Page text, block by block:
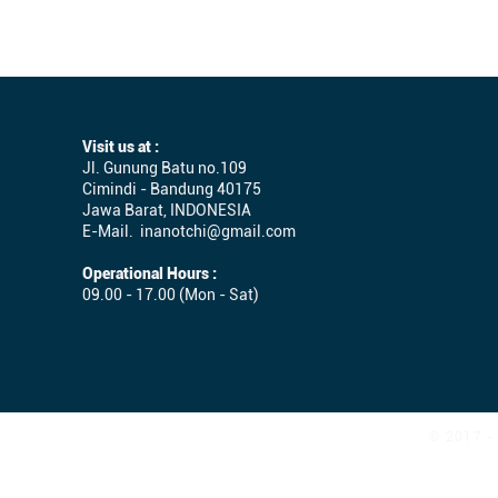
Visit us at :
Jl. Gunung Batu no.109
Cimindi - Bandung 40175
Jawa Barat, INDONESIA
E-Mail. inanotchi@gmail.com
Operational Hours :
09.00 - 17.00 (Mon - Sat)